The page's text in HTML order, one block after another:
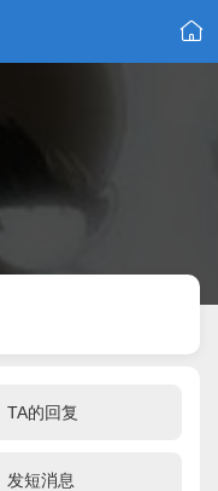
TA的回复
发短消息